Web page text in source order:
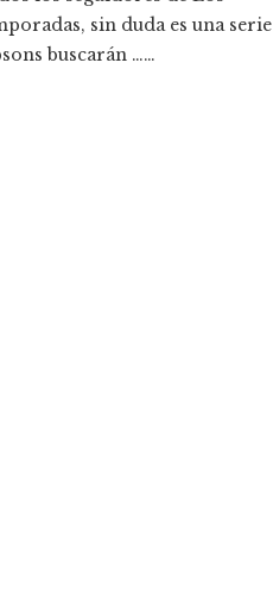
sin duda es una serie
buscarán ……